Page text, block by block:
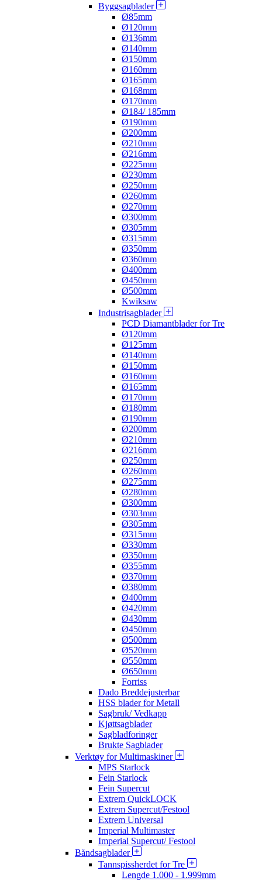
Byggsagblader
Ø85mm
Ø120mm
Ø136mm
Ø140mm
Ø150mm
Ø160mm
Ø165mm
Ø168mm
Ø170mm
Ø184/ 185mm
Ø190mm
Ø200mm
Ø210mm
Ø216mm
Ø225mm
Ø230mm
Ø250mm
Ø260mm
Ø270mm
Ø300mm
Ø305mm
Ø315mm
Ø350mm
Ø360mm
Ø400mm
Ø450mm
Ø500mm
Kwiksaw
Industrisagblader
PCD Diamantblader for Tre
Ø120mm
Ø125mm
Ø140mm
Ø150mm
Ø160mm
Ø165mm
Ø170mm
Ø180mm
Ø190mm
Ø200mm
Ø210mm
Ø216mm
Ø250mm
Ø260mm
Ø275mm
Ø280mm
Ø300mm
Ø303mm
Ø305mm
Ø315mm
Ø330mm
Ø350mm
Ø355mm
Ø370mm
Ø380mm
Ø400mm
Ø420mm
Ø430mm
Ø450mm
Ø500mm
Ø520mm
Ø550mm
Ø650mm
Forriss
Dado Breddejusterbar
HSS blader for Metall
Sagbruk/ Vedkapp
Kjøttsagblader
Sagbladforinger
Brukte Sagblader
Verktøy for Multimaskiner
MPS Starlock
Fein Starlock
Fein Supercut
Extrem QuickLOCK
Extrem Supercut/Festool
Extrem Universal
Imperial Multimaster
Imperial Supercut/ Festool
Båndsagblader
Tannspissherdet for Tre
Lengde 1.000 - 1.999mm